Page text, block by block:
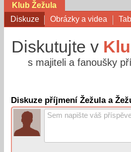
Klub Žežula
Diskuze
Obrázky a videa
Diskutujte v
s majiteli a fanoušky
Diskuze příjmení Žežula a